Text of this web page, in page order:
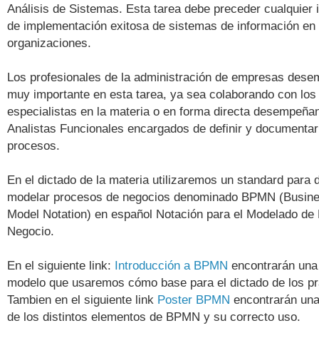
Análisis de Sistemas. Esta tarea debe preceder cualquier
de implementación exitosa de sistemas de información en
organizaciones.
Los profesionales de la administración de empresas
muy importante en esta tarea, ya sea colaborando con los
especialistas en la materia o en forma directa
Analistas Funcionales encargados de definir y
procesos.
En el dictado de la materia utilizaremos un standard para
modelar procesos de negocios denominado BPMN
Model Notation) en español Notación para el Modelado de
Negocio.
En el siguiente link: Introducción a BPMN encontrarán
modelo que usaremos cómo base para el dictado de los
Tambien en el siguiente link Poster BPMN encontrarán
de los distintos elementos de BPMN y su correcto uso.